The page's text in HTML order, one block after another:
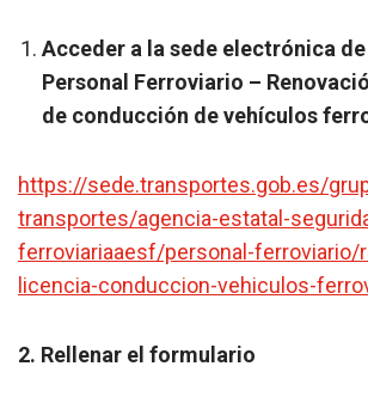
Acceder a la sede electrónica de
Personal Ferroviario –
de conducción de vehículos
https://sede.transportes.gob.es/
transportes/agencia-estatal-
ferroviariaaesf/personal-ferroviario/
licencia-conduccion-vehiculos-
2. Rellenar el formulario